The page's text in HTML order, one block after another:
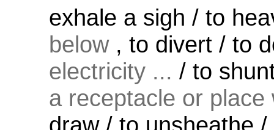
exhale a sigh / to
below, to divert / to
electricity ... / to
a receptacle or